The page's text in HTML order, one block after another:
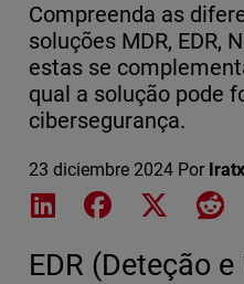
Compreenda as
soluções MDR, EDR,
estas se
qual a solução pode
cibersegurança.
23 diciembre 2024 Por
Share on LinkedIn
Share onShare on
EDR (Deteção